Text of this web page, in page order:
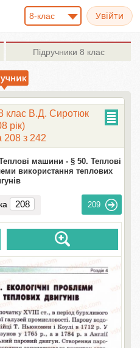
8-клас
Підручники 8 клас
клас В.Д. Сиротюк
рік)
208 з 242
Теплові машини - § 50. Теплові
використання теплових
209